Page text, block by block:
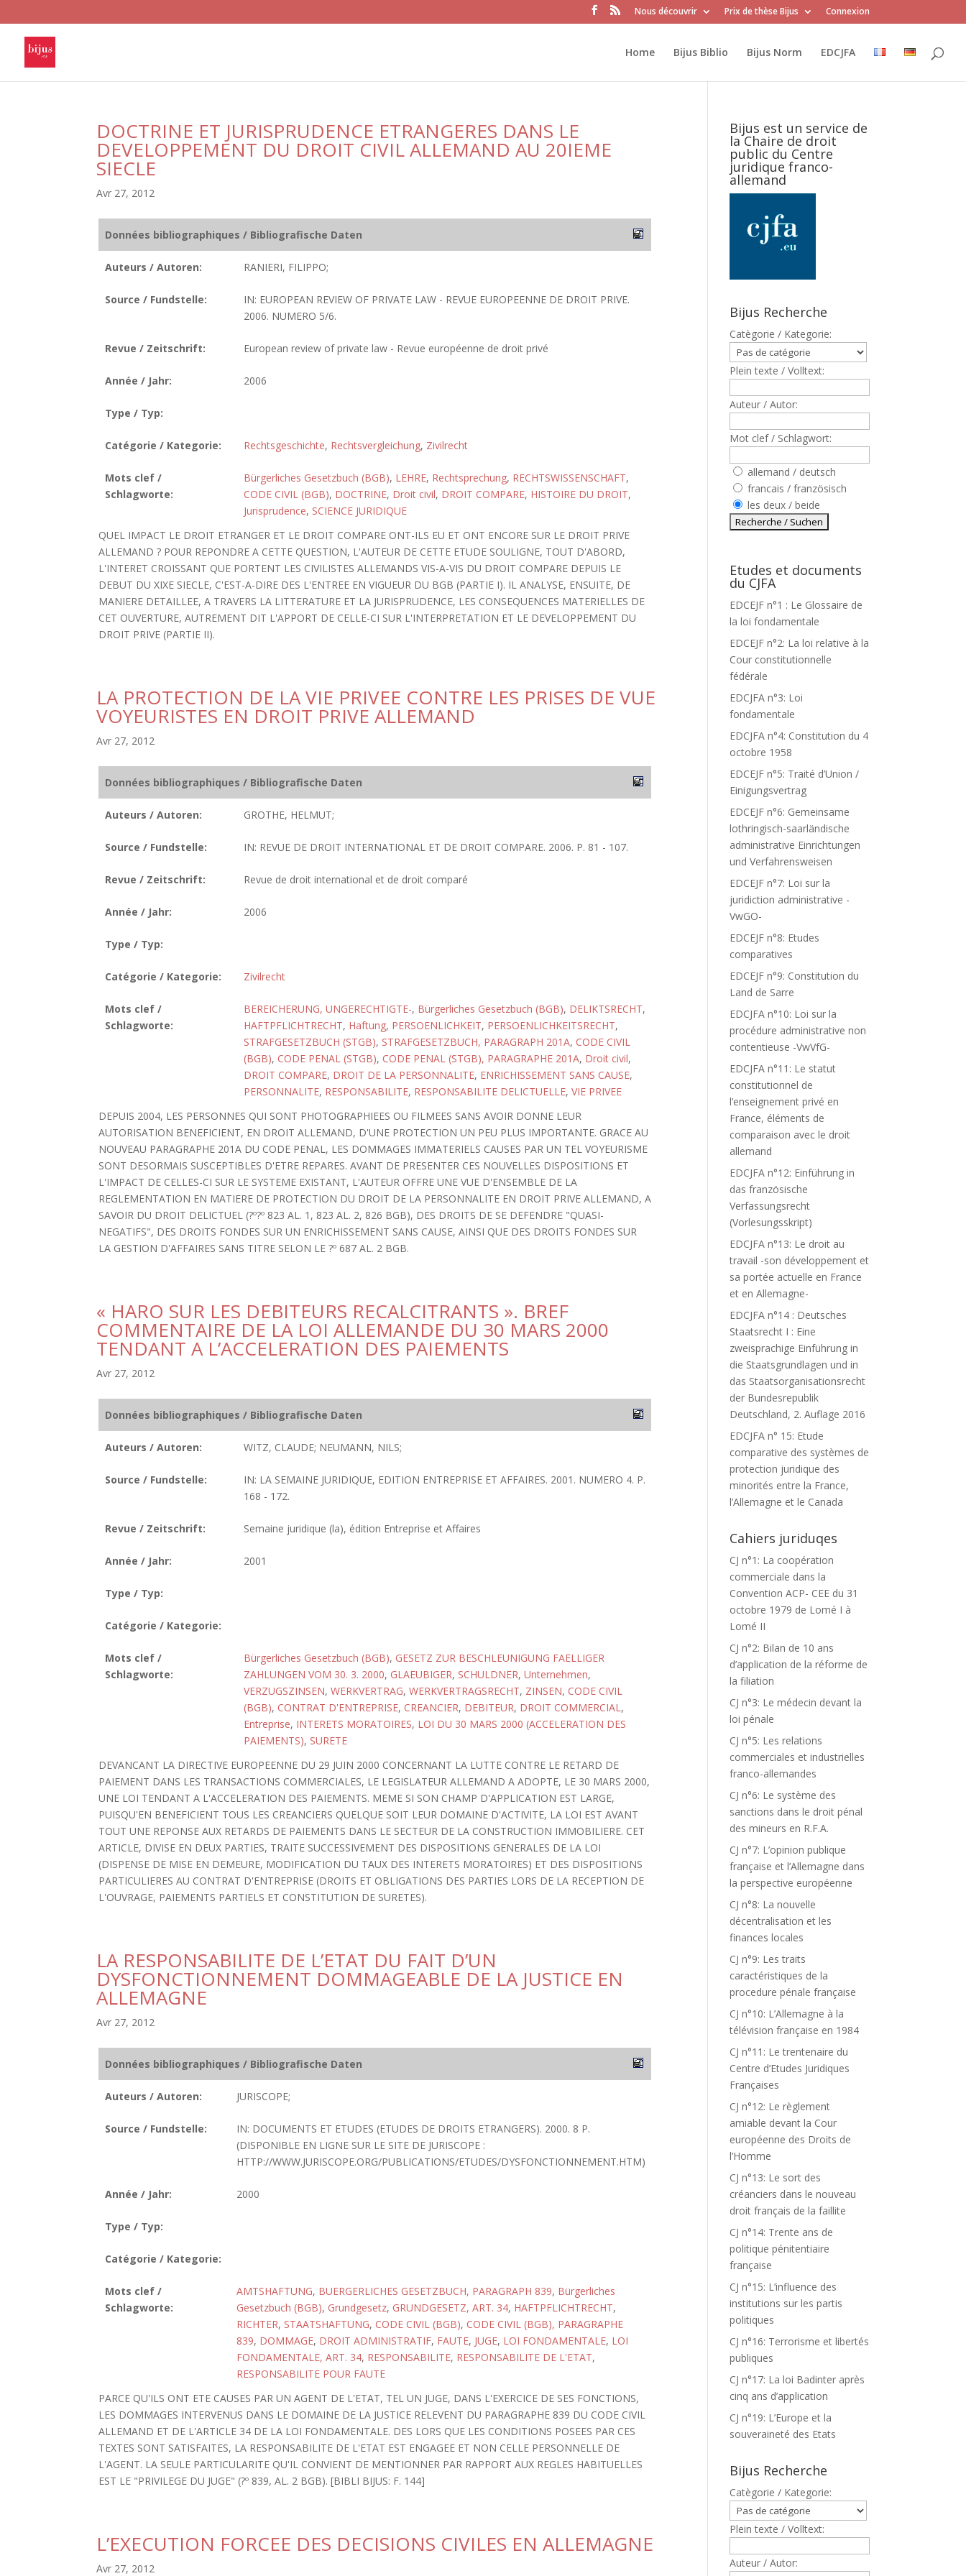
Nous découvrir Prix de thèse Bijus Connexion
Home Bijus Biblio Bijus Norm EDCJFA
DOCTRINE ET JURISPRUDENCE ETRANGERES DANS LE
DEVELOPPEMENT DU DROIT CIVIL ALLEMAND AU 20IEME
SIECLE
Avr 27, 2012
Données bibliographiques / Bibliografische Daten
Auteurs / Autoren: RANIERI, FILIPPO;
Source / Fundstelle:
IN: EUROPEAN REVIEW OF PRIVATE LAW - REVUE EUROPEENNE DE DROIT PRIVE.
2006. NUMERO 5/6.
Revue / Zeitschrift: European review of private law - Revue européenne de droit privé
Année / Jahr: 2006
Type / Typ:
Catégorie / Kategorie: Rechtsgeschichte, Rechtsvergleichung, Zivilrecht
Mots clef /
Schlagworte:
Bürgerliches Gesetzbuch (BGB), LEHRE, Rechtsprechung, RECHTSWISSENSCHAFT,
CODE CIVIL (BGB), DOCTRINE, Droit civil, DROIT COMPARE, HISTOIRE DU DROIT,
Jurisprudence, SCIENCE JURIDIQUE
QUEL IMPACT LE DROIT ETRANGER ET LE DROIT COMPARE ONT-ILS EU ET ONT ENCORE SUR LE DROIT PRIVE
ALLEMAND ? POUR REPONDRE A CETTE QUESTION, L'AUTEUR DE CETTE ETUDE SOULIGNE, TOUT D'ABORD,
L'INTERET CROISSANT QUE PORTENT LES CIVILISTES ALLEMANDS VIS-A-VIS DU DROIT COMPARE DEPUIS LE
DEBUT DU XIXE SIECLE, C'EST-A-DIRE DES L'ENTREE EN VIGUEUR DU BGB (PARTIE I). IL ANALYSE, ENSUITE, DE
MANIERE DETAILLEE, A TRAVERS LA LITTERATURE ET LA JURISPRUDENCE, LES CONSEQUENCES MATERIELLES DE
CET OUVERTURE, AUTREMENT DIT L'APPORT DE CELLE-CI SUR L'INTERPRETATION ET LE DEVELOPPEMENT DU
DROIT PRIVE (PARTIE II).
LA PROTECTION DE LA VIE PRIVEE CONTRE LES PRISES DE VUE
VOYEURISTES EN DROIT PRIVE ALLEMAND
Avr 27, 2012
Données bibliographiques / Bibliografische Daten
Auteurs / Autoren: GROTHE, HELMUT;
Source / Fundstelle: IN: REVUE DE DROIT INTERNATIONAL ET DE DROIT COMPARE. 2006. P. 81 - 107.
Revue / Zeitschrift: Revue de droit international et de droit comparé
Année / Jahr: 2006
Type / Typ:
Catégorie / Kategorie: Zivilrecht
Mots clef /
Schlagworte:
BEREICHERUNG, UNGERECHTIGTE-, Bürgerliches Gesetzbuch (BGB), DELIKTSRECHT,
HAFTPFLICHTRECHT, Haftung, PERSOENLICHKEIT, PERSOENLICHKEITSRECHT,
STRAFGESETZBUCH (STGB), STRAFGESETZBUCH, PARAGRAPH 201A, CODE CIVIL
(BGB), CODE PENAL (STGB), CODE PENAL (STGB), PARAGRAPHE 201A, Droit civil,
DROIT COMPARE, DROIT DE LA PERSONNALITE, ENRICHISSEMENT SANS CAUSE,
PERSONNALITE, RESPONSABILITE, RESPONSABILITE DELICTUELLE, VIE PRIVEE
DEPUIS 2004, LES PERSONNES QUI SONT PHOTOGRAPHIEES OU FILMEES SANS AVOIR DONNE LEUR
AUTORISATION BENEFICIENT, EN DROIT ALLEMAND, D'UNE PROTECTION UN PEU PLUS IMPORTANTE. GRACE AU
NOUVEAU PARAGRAPHE 201A DU CODE PENAL, LES DOMMAGES IMMATERIELS CAUSES PAR UN TEL VOYEURISME
SONT DESORMAIS SUSCEPTIBLES D'ETRE REPARES. AVANT DE PRESENTER CES NOUVELLES DISPOSITIONS ET
L'IMPACT DE CELLES-CI SUR LE SYSTEME EXISTANT, L'AUTEUR OFFRE UNE VUE D'ENSEMBLE DE LA
REGLEMENTATION EN MATIERE DE PROTECTION DU DROIT DE LA PERSONNALITE EN DROIT PRIVE ALLEMAND, A
SAVOIR DU DROIT DELICTUEL (?º?º 823 AL. 1, 823 AL. 2, 826 BGB), DES DROITS DE SE DEFENDRE "QUASI-
NEGATIFS", DES DROITS FONDES SUR UN ENRICHISSEMENT SANS CAUSE, AINSI QUE DES DROITS FONDES SUR
LA GESTION D'AFFAIRES SANS TITRE SELON LE ?º 687 AL. 2 BGB.
« HARO SUR LES DEBITEURS RECALCITRANTS ». BREF
COMMENTAIRE DE LA LOI ALLEMANDE DU 30 MARS 2000
TENDANT A L’ACCELERATION DES PAIEMENTS
Avr 27, 2012
Données bibliographiques / Bibliografische Daten
Auteurs / Autoren: WITZ, CLAUDE; NEUMANN, NILS;
Source / Fundstelle:
IN: LA SEMAINE JURIDIQUE, EDITION ENTREPRISE ET AFFAIRES. 2001. NUMERO 4. P.
168 - 172.
Revue / Zeitschrift: Semaine juridique (la), édition Entreprise et Affaires
Année / Jahr: 2001
Type / Typ:
Catégorie / Kategorie:
Mots clef /
Schlagworte:
Bürgerliches Gesetzbuch (BGB), GESETZ ZUR BESCHLEUNIGUNG FAELLIGER
ZAHLUNGEN VOM 30. 3. 2000, GLAEUBIGER, SCHULDNER, Unternehmen,
VERZUGSZINSEN, WERKVERTRAG, WERKVERTRAGSRECHT, ZINSEN, CODE CIVIL
(BGB), CONTRAT D'ENTREPRISE, CREANCIER, DEBITEUR, DROIT COMMERCIAL,
Entreprise, INTERETS MORATOIRES, LOI DU 30 MARS 2000 (ACCELERATION DES
PAIEMENTS), SURETE
DEVANCANT LA DIRECTIVE EUROPEENNE DU 29 JUIN 2000 CONCERNANT LA LUTTE CONTRE LE RETARD DE
PAIEMENT DANS LES TRANSACTIONS COMMERCIALES, LE LEGISLATEUR ALLEMAND A ADOPTE, LE 30 MARS 2000,
UNE LOI TENDANT A L'ACCELERATION DES PAIEMENTS. MEME SI SON CHAMP D'APPLICATION EST LARGE,
PUISQU'EN BENEFICIENT TOUS LES CREANCIERS QUELQUE SOIT LEUR DOMAINE D'ACTIVITE, LA LOI EST AVANT
TOUT UNE REPONSE AUX RETARDS DE PAIEMENTS DANS LE SECTEUR DE LA CONSTRUCTION IMMOBILIERE. CET
ARTICLE, DIVISE EN DEUX PARTIES, TRAITE SUCCESSIVEMENT DES DISPOSITIONS GENERALES DE LA LOI
(DISPENSE DE MISE EN DEMEURE, MODIFICATION DU TAUX DES INTERETS MORATOIRES) ET DES DISPOSITIONS
PARTICULIERES AU CONTRAT D'ENTREPRISE (DROITS ET OBLIGATIONS DES PARTIES LORS DE LA RECEPTION DE
L'OUVRAGE, PAIEMENTS PARTIELS ET CONSTITUTION DE SURETES).
LA RESPONSABILITE DE L’ETAT DU FAIT D’UN
DYSFONCTIONNEMENT DOMMAGEABLE DE LA JUSTICE EN
ALLEMAGNE
Avr 27, 2012
Données bibliographiques / Bibliografische Daten
Auteurs / Autoren: JURISCOPE;
Source / Fundstelle:
IN: DOCUMENTS ET ETUDES (ETUDES DE DROITS ETRANGERS). 2000. 8 P.
(DISPONIBLE EN LIGNE SUR LE SITE DE JURISCOPE :
HTTP://WWW.JURISCOPE.ORG/PUBLICATIONS/ETUDES/DYSFONCTIONNEMENT.HTM)
Année / Jahr: 2000
Type / Typ:
Catégorie / Kategorie:
Mots clef /
Schlagworte:
AMTSHAFTUNG, BUERGERLICHES GESETZBUCH, PARAGRAPH 839, Bürgerliches
Gesetzbuch (BGB), Grundgesetz, GRUNDGESETZ, ART. 34, HAFTPFLICHTRECHT,
RICHTER, STAATSHAFTUNG, CODE CIVIL (BGB), CODE CIVIL (BGB), PARAGRAPHE
839, DOMMAGE, DROIT ADMINISTRATIF, FAUTE, JUGE, LOI FONDAMENTALE, LOI
FONDAMENTALE, ART. 34, RESPONSABILITE, RESPONSABILITE DE L'ETAT,
RESPONSABILITE POUR FAUTE
PARCE QU'ILS ONT ETE CAUSES PAR UN AGENT DE L'ETAT, TEL UN JUGE, DANS L'EXERCICE DE SES FONCTIONS,
LES DOMMAGES INTERVENUS DANS LE DOMAINE DE LA JUSTICE RELEVENT DU PARAGRAPHE 839 DU CODE CIVIL
ALLEMAND ET DE L'ARTICLE 34 DE LA LOI FONDAMENTALE. DES LORS QUE LES CONDITIONS POSEES PAR CES
TEXTES SONT SATISFAITES, LA RESPONSABILITE DE L'ETAT EST ENGAGEE ET NON CELLE PERSONNELLE DE
L'AGENT. LA SEULE PARTICULARITE QU'IL CONVIENT DE MENTIONNER PAR RAPPORT AUX REGLES HABITUELLES
EST LE "PRIVILEGE DU JUGE" (?º 839, AL. 2 BGB). [BIBLI BIJUS: F. 144]
L’EXECUTION FORCEE DES DECISIONS CIVILES EN ALLEMAGNE
Avr 27, 2012
Bijus est un service de
la Chaire de droit
public du Centre
juridique franco-
allemand
Bijus Recherche
Catègorie / Kategorie:
Plein texte / Volltext:
Auteur / Autor:
Mot clef / Schlagwort:
allemand / deutsch
francais / französisch
les deux / beide
Etudes et documents
du CJFA
EDCEJF n°1 : Le Glossaire de
la loi fondamentale
EDCEJF n°2: La loi relative à la
Cour constitutionnelle
fédérale
EDCJFA n°3: Loi
fondamentale
EDCJFA n°4: Constitution du 4
octobre 1958
EDCEJF n°5: Traité d’Union /
Einigungsvertrag
EDCEJF n°6: Gemeinsame
lothringisch-saarländische
administrative Einrichtungen
und Verfahrensweisen
EDCEJF n°7: Loi sur la
juridiction administrative -
VwGO-
EDCEJF n°8: Etudes
comparatives
EDCEJF n°9: Constitution du
Land de Sarre
EDCJFA n°10: Loi sur la
procédure administrative non
contentieuse -VwVfG-
EDCJFA n°11: Le statut
constitutionnel de
l’enseignement privé en
France, éléments de
comparaison avec le droit
allemand
EDCJFA n°12: Einführung in
das französische
Verfassungsrecht
(Vorlesungsskript)
EDCJFA n°13: Le droit au
travail -son développement et
sa portée actuelle en France
et en Allemagne-
EDCJFA n°14 : Deutsches
Staatsrecht I : Eine
zweisprachige Einführung in
die Staatsgrundlagen und in
das Staatsorganisationsrecht
der Bundesrepublik
Deutschland, 2. Auflage 2016
EDCJFA n° 15: Etude
comparative des systèmes de
protection juridique des
minorités entre la France,
l’Allemagne et le Canada
Cahiers juriduqes
CJ n°1: La coopération
commerciale dans la
Convention ACP- CEE du 31
octobre 1979 de Lomé I à
Lomé II
CJ n°2: Bilan de 10 ans
d’application de la réforme de
la filiation
CJ n°3: Le médecin devant la
loi pénale
CJ n°5: Les relations
commerciales et industrielles
franco-allemandes
CJ n°6: Le système des
sanctions dans le droit pénal
des mineurs en R.F.A.
CJ n°7: L’opinion publique
française et l’Allemagne dans
la perspective européenne
CJ n°8: La nouvelle
décentralisation et les
finances locales
CJ n°9: Les traits
caractéristiques de la
procedure pénale française
CJ n°10: L’Allemagne à la
télévision française en 1984
CJ n°11: Le trentenaire du
Centre d’Etudes Juridiques
Françaises
CJ n°12: Le règlement
amiable devant la Cour
européenne des Droits de
l’Homme
CJ n°13: Le sort des
créanciers dans le nouveau
droit français de la faillite
CJ n°14: Trente ans de
politique pénitentiaire
française
CJ n°15: L’influence des
institutions sur les partis
politiques
CJ n°16: Terrorisme et libertés
publiques
CJ n°17: La loi Badinter après
cinq ans d’application
CJ n°19: L’Europe et la
souveraineté des Etats
Bijus Recherche
Catègorie / Kategorie:
Plein texte / Volltext:
Auteur / Autor: